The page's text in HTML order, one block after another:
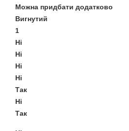
Можна придбати додатково
Вигнутий
1
Ні
Ні
Ні
Ні
Так
Ні
Так